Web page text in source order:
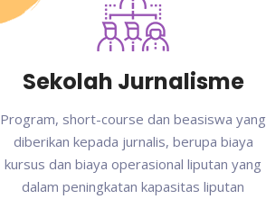
Sekolah Jurnalisme
Program, short-course dan beasiswa yang
diberikan kepada jurnalis, berupa biaya
kursus dan biaya operasional liputan yang
dalam peningkatan kapasitas liputan